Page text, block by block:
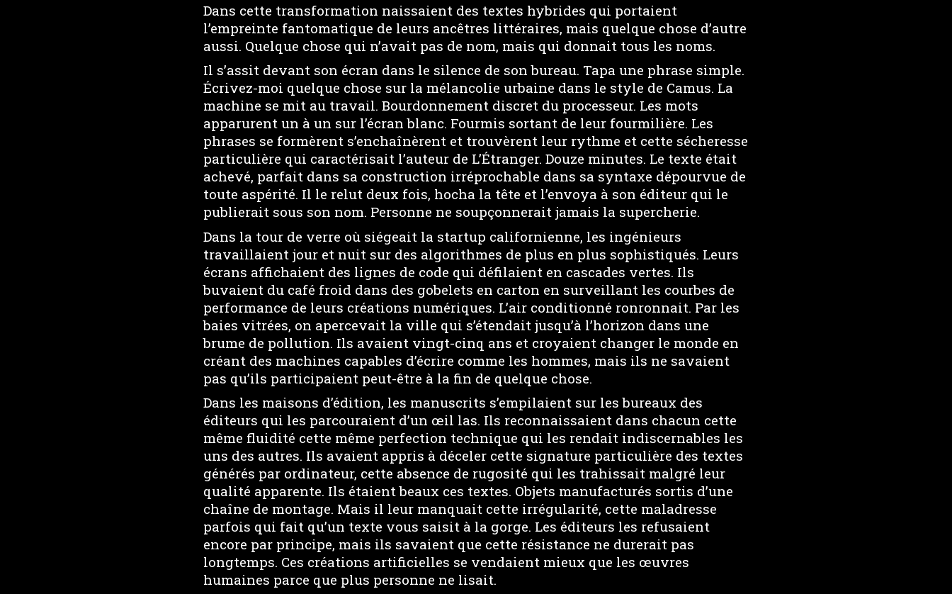
Dans cette transformation naissaient des textes hybrides qui portaient
l’empreinte fantomatique de leurs ancêtres littéraires, mais quelque chose d’autre
aussi. Quelque chose qui n’avait pas de nom, mais qui donnait tous les noms.
Il s’assit devant son écran dans le silence de son bureau. Tapa une phrase simple.
Écrivez-moi quelque chose sur la mélancolie urbaine dans le style de Camus. La
machine se mit au travail. Bourdonnement discret du processeur. Les mots
apparurent un à un sur l’écran blanc. Fourmis sortant de leur fourmilière. Les
phrases se formèrent s’enchaînèrent et trouvèrent leur rythme et cette sécheresse
particulière qui caractérisait l’auteur de L’Étranger. Douze minutes. Le texte était
achevé, parfait dans sa construction irréprochable dans sa syntaxe dépourvue de
toute aspérité. Il le relut deux fois, hocha la tête et l’envoya à son éditeur qui le
publierait sous son nom. Personne ne soupçonnerait jamais la supercherie.
Dans la tour de verre où siégeait la startup californienne, les ingénieurs
travaillaient jour et nuit sur des algorithmes de plus en plus sophistiqués. Leurs
écrans affichaient des lignes de code qui défilaient en cascades vertes. Ils
buvaient du café froid dans des gobelets en carton en surveillant les courbes de
performance de leurs créations numériques. L’air conditionné ronronnait. Par les
baies vitrées, on apercevait la ville qui s’étendait jusqu’à l’horizon dans une
brume de pollution. Ils avaient vingt-cinq ans et croyaient changer le monde en
créant des machines capables d’écrire comme les hommes, mais ils ne savaient
pas qu’ils participaient peut-être à la fin de quelque chose.
Dans les maisons d’édition, les manuscrits s’empilaient sur les bureaux des
éditeurs qui les parcouraient d’un œil las. Ils reconnaissaient dans chacun cette
même fluidité cette même perfection technique qui les rendait indiscernables les
uns des autres. Ils avaient appris à déceler cette signature particulière des textes
générés par ordinateur, cette absence de rugosité qui les trahissait malgré leur
qualité apparente. Ils étaient beaux ces textes. Objets manufacturés sortis d’une
chaîne de montage. Mais il leur manquait cette irrégularité, cette maladresse
parfois qui fait qu’un texte vous saisit à la gorge. Les éditeurs les refusaient
encore par principe, mais ils savaient que cette résistance ne durerait pas
longtemps. Ces créations artificielles se vendaient mieux que les œuvres
humaines parce que plus personne ne lisait.